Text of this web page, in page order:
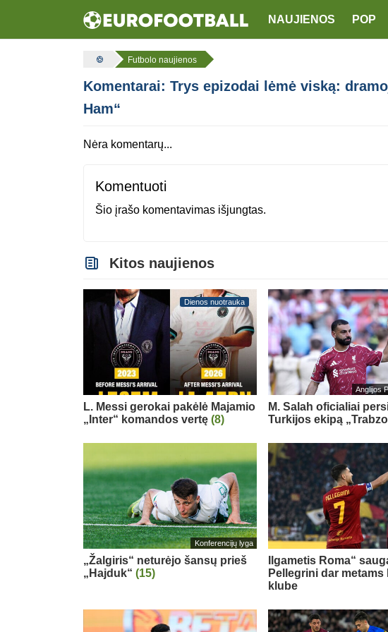
NAUJIENOS POP
Futbolo naujienos
Komentarai: Trys epizodai lėmė viską:
Ham“
Nėra komentarų...
Komentuoti
Šio įrašo komentavimas išjungtas.
Kitos naujienos
Dienos nuotrauka
L. Messi gerokai pakėlė Majamio
„Inter“ komandos vertę (8)
Anglijos
M. Salah oficialiai
Turkijos ekipą
Konferencijų lyga
„Žalgiris“ neturėjo šansų prieš
„Hajduk“ (15)
Ilgametis Roma“
Pellegrini dar metams
klube